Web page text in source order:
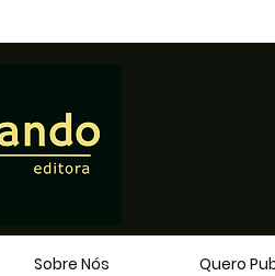
Sobre Nós Quero